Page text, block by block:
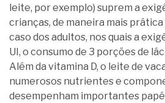
leite, por exemplo) suprem a
crianças, de maneira mais
caso dos adultos, nos quais a
UI, o consumo de 3 porções de
Além da vitamina D, o leite de
numerosos nutrientes e
desempenham importantes